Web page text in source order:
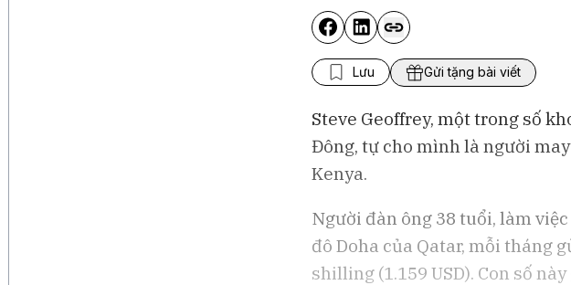
Lưu Gửi tặng bài viết
Steve Geoffrey, một trong số
Đông, tự cho mình là người
Kenya.
Người đàn ông 38 tuổi, làm
đô Doha của Qatar, mỗi tháng
shilling (1.159 USD). Con số
dùng thắt chặt chi tiêu